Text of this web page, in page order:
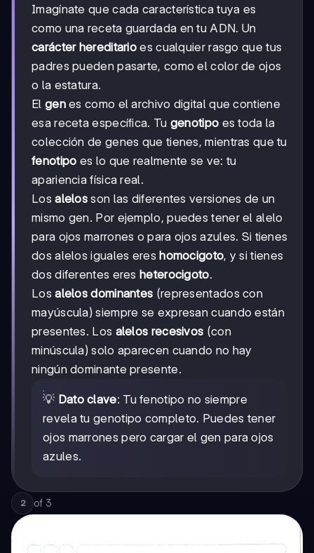
Imagínate que cada característica tuya es
como una receta guardada en tu ADN. Un
carácter hereditario es cualquier rasgo que tus
padres pueden pasarte, como el color de ojos
o la estatura.
El genes como el archivo digital que contiene
esa receta específica. Tu genotipo es toda la
colección de genes que tienes, mientras que tu
fenotipo es lo que realmente se ve: tu
apariencia física real.
Losalelos son las diferentes versiones de un
mismo gen. Por ejemplo, puedes tener el alelo
para ojos marrones o para ojos azules. Si tienes
dos alelos iguales ereshomocigoto, y si tienes
dos diferentes eresheterocigoto.
Losalelos dominantes (representados con
mayúscula) siempre se expresan cuando están
presentes. Los alelos recesivos (con
minúscula) solo aparecen cuando no hay
ningún dominante presente.
💡 Dato clave: Tu fenotipo no siempre
revela tu genotipo completo. Puedes tener
ojos marrones pero cargar el gen para ojos
azules.
2 of 3